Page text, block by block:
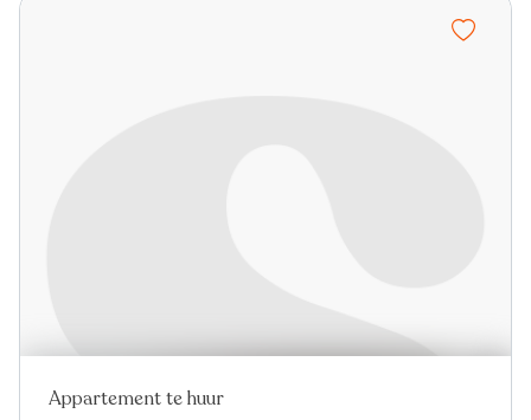
Nieuw
Appartement te huur